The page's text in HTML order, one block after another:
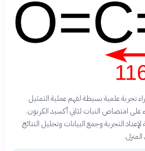
تجربة علمية بسيطة لفهم عملية التمثيل
على امتصاص النبات لثاني أكسيد الكربون.
التجربة وجمع البيانات وتحليل النتائج